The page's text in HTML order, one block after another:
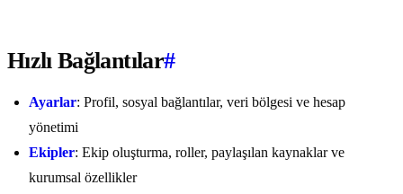
Hızlı Bağlantılar#
Ayarlar: Profil, sosyal bağlantılar, veri bölgesi ve hesap
yönetimi
Ekipler: Ekip oluşturma, roller, paylaşılan kaynaklar ve
kurumsal özellikler